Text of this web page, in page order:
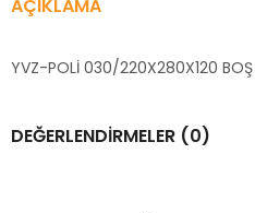
AÇIKLAMA
YVZ-POLİ 030/220X280X120 BOŞ
DEĞERLENDIRMELER (0)